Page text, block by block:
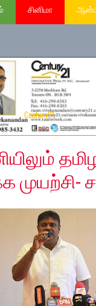
சினிமா
Century21
July 11,
முயற்சி-